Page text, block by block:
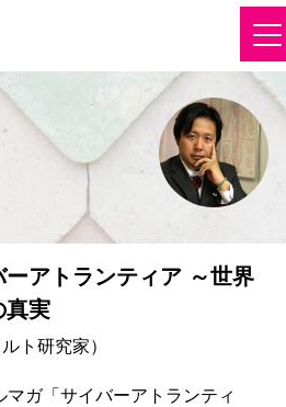
アトランティア ～世界
真実
ト研究家）
ガ「サイバーアトランティ